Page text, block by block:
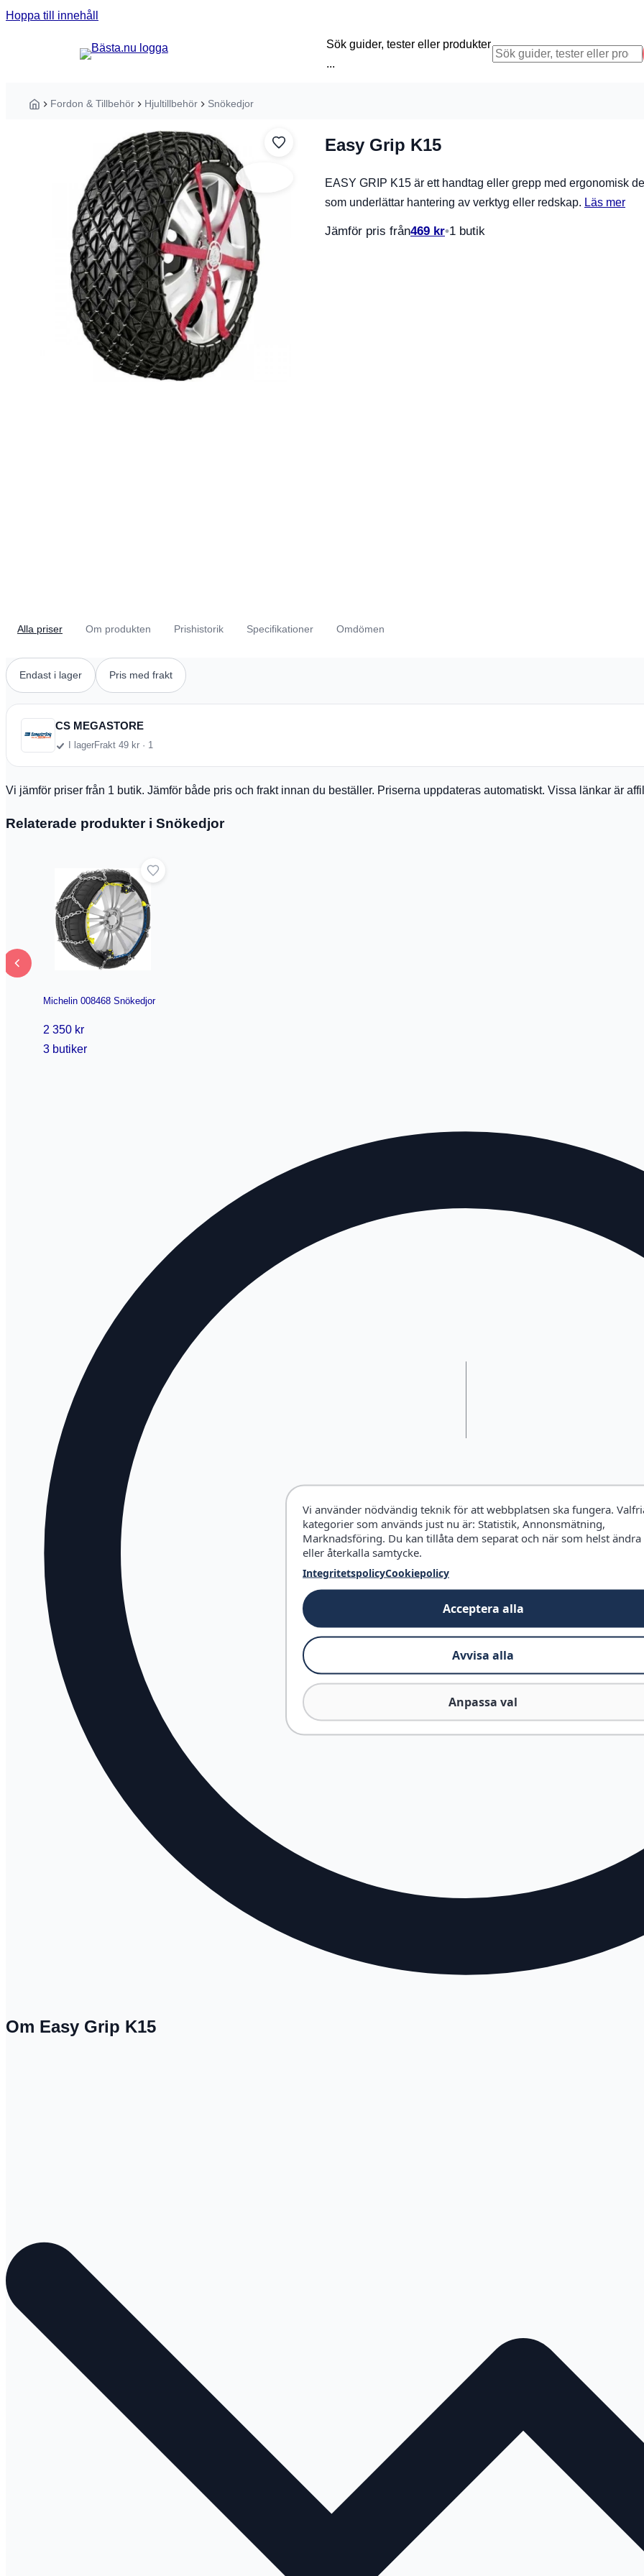
Vi använder nödvändig teknik för att webbplatsen ska fungera.
kategorier som används just nu är: Statistik, Annonsmätning,
Marknadsföring. Du kan tillåta dem separat och när som helst ändra
eller återkalla samtycke.
IntegritetspolicyCookiepolicy
Acceptera alla
Avvisa alla
Anpassa val
Hoppa till innehåll
Sök guider, tester eller produkter
...
Sök guider, tester eller produkter ...
Hem
Fordon & Tillbehör Hjultillbehör Snökedjor
Easy Grip K15
EASY GRIP K15 är ett handtag eller grepp med ergonomisk
som underlättar hantering av verktyg eller redskap. Läs mer
Jämför pris från469 kr 1 butik
Alla priser Om produkten Prishistorik Specifikationer Omdömen
Endast i lager Pris med frakt
CS MEGASTORE
I lagerFrakt 49 kr · 1
Vi jämför priser från 1 butik. Jämför både pris och frakt innan du beställer. Priserna uppdateras automatiskt. Vissa länkar är
Relaterade produkter i Snökedjor
Michelin 008468 Snökedjor
2 350 kr
3 butiker
Om Easy Grip K15